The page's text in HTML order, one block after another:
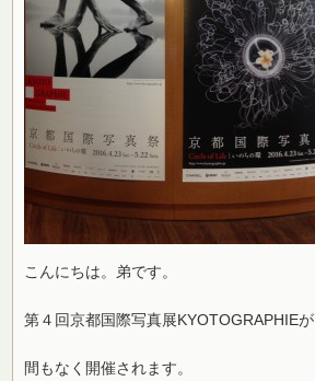
こんにちは。弟です。
第４回京都国際写真展KYOTOGRAPHIEが
間もなく開催されます。